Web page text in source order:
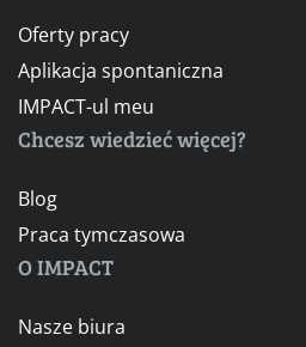
Oferty pracy
Aplikacja spontaniczna
IMPACT-ul meu
Chcesz wiedzieć więcej?
Blog
Praca tymczasowa
O IMPACT
Nasze biura